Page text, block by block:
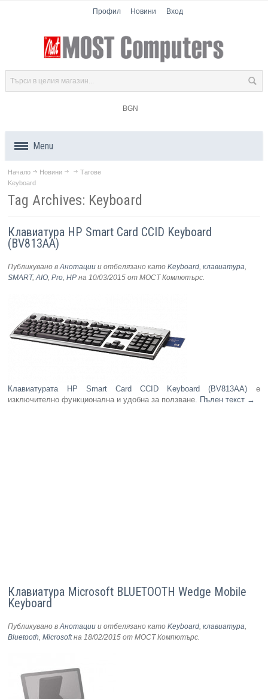
Профил Новини Вход
BGN
Menu
Продукти
Компоненти
Лаптопи
Таблети
Сървъри
Начало Новини
Тагове
Keyboard
Tag Archives: Keyboard
Клавиатура HP Smart Card CCID Keyboard
(BV813AA)
Публикувано вАнотации и отбелязано катоKeyboard,клавиатура,
SMART,AIO,Pro,HP на 10/03/2015 от МОСТ Компютърс.
Клавиатурата HP Smart Card CCID Keyboard (BV813AA) е
изключително функционална и удобна за ползване. Пълен текст →
Клавиатура Microsoft BLUETOOTH Wedge Mobile
Keyboard
Публикувано вАнотации и отбелязано катоKeyboard,клавиатура,
Bluetooth,Microsoftна 18/02/2015 от МОСТ Компютърс.